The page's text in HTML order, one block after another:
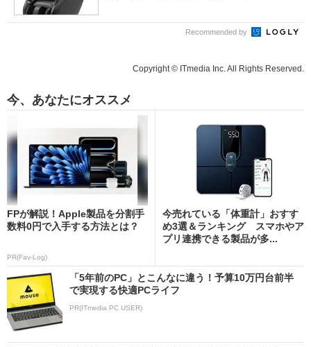
Recommended by
Copyright © ITmedia Inc. All Rights Reserved.
今、あなたにオススメ
FPが解説！Apple製品を分割手
数料0円で入手する方法とは？
PR(Fav-Log)
今売れている「体重計」おすす
め3選＆ランキング スマホやア
プリ連携できる製品が多...
「5年前のPC」とこんなに違う！予算10万円台前半
で実現する快適PCライフ
PR(ITmedia PC USER)